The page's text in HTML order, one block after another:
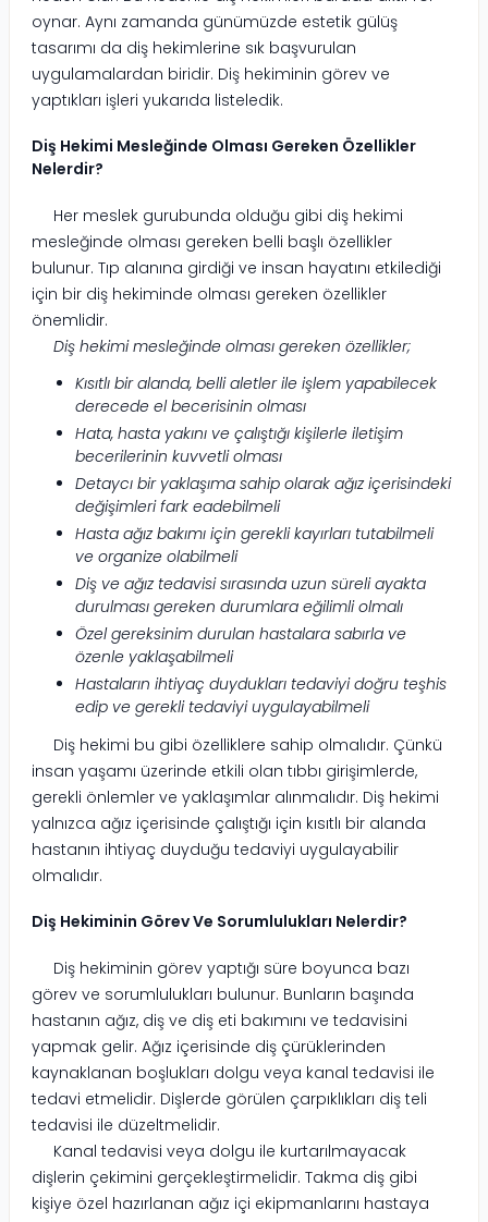
oynar. Aynı zamanda günümüzde estetik gülüş
tasarımı da diş hekimlerine sık başvurulan
uygulamalardan biridir. Diş hekiminin görev ve
yaptıkları işleri yukarıda listeledik.
Diş Hekimi Mesleğinde Olması Gereken Özellikler
Nelerdir?
Her meslek gurubunda olduğu gibi diş hekimi
mesleğinde olması gereken belli başlı özellikler
bulunur. Tıp alanına girdiği ve insan hayatını etkilediği
için bir diş hekiminde olması gereken özellikler
önemlidir.
Diş hekimi mesleğinde olması gereken özellikler;
Kısıtlı bir alanda, belli aletler ile işlem yapabilecek
derecede el becerisinin olması
Hata, hasta yakını ve çalıştığı kişilerle iletişim
becerilerinin kuvvetli olması
Detaycı bir yaklaşıma sahip olarak ağız içerisindeki
değişimleri fark eadebilmeli
Hasta ağız bakımı için gerekli kayırları tutabilmeli
ve organize olabilmeli
Diş ve ağız tedavisi sırasında uzun süreli ayakta
durulması gereken durumlara eğilimli olmalı
Özel gereksinim durulan hastalara sabırla ve
özenle yaklaşabilmeli
Hastaların ihtiyaç duydukları tedaviyi doğru teşhis
edip ve gerekli tedaviyi uygulayabilmeli
Diş hekimi bu gibi özelliklere sahip olmalıdır. Çünkü
insan yaşamı üzerinde etkili olan tıbbı girişimlerde,
gerekli önlemler ve yaklaşımlar alınmalıdır. Diş hekimi
yalnızca ağız içerisinde çalıştığı için kısıtlı bir alanda
hastanın ihtiyaç duyduğu tedaviyi uygulayabilir
olmalıdır.
Diş Hekiminin Görev Ve Sorumlulukları Nelerdir?
Diş hekiminin görev yaptığı süre boyunca bazı
görev ve sorumlulukları bulunur. Bunların başında
hastanın ağız, diş ve diş eti bakımını ve tedavisini
yapmak gelir. Ağız içerisinde diş çürüklerinden
kaynaklanan boşlukları dolgu veya kanal tedavisi ile
tedavi etmelidir. Dişlerde görülen çarpıklıkları diş teli
tedavisi ile düzeltmelidir.
Kanal tedavisi veya dolgu ile kurtarılmayacak
dişlerin çekimini gerçekleştirmelidir. Takma diş gibi
kişiye özel hazırlanan ağız içi ekipmanlarını hastaya